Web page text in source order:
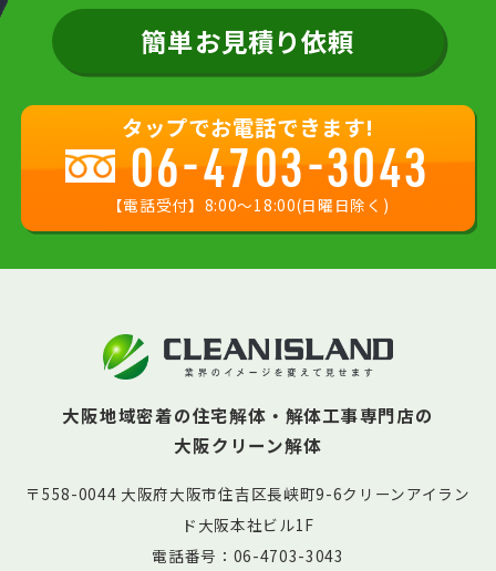
簡単お見積り依頼
タップでお電話できます!
06-4703-3043
【電話受付】8:00〜18:00(日曜日除く)
大阪地域密着の住宅解体・解体工事専門店の
大阪クリーン解体
〒558-0044 大阪府大阪市住吉区長峡町9-6クリーンアイラン
ド大阪本社ビル1F
電話番号：06-4703-3043